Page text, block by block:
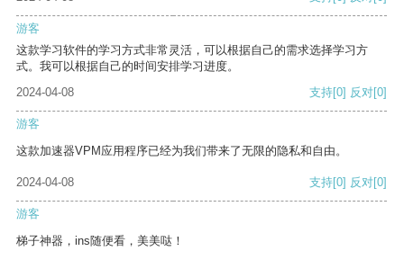
游客
这款学习软件的学习方式非常灵活，可以根据自己的需求选择学习方
式。我可以根据自己的时间安排学习进度。
2024-04-08
支持[0] 反对[0]
游客
这款加速器VPM应用程序已经为我们带来了无限的隐私和自由。
2024-04-08 支持[0] 反对[0]
游客
梯子神器，ins随便看，美美哒！